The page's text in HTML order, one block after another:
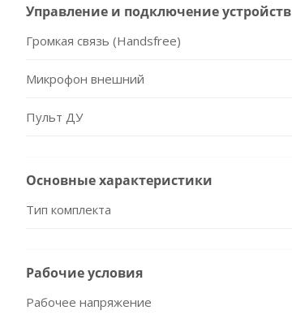
Управление и подключение устройств
Громкая связь (Handsfree)
Микрофон внешний
Пульт ДУ
Основные характеристики
Тип комплекта
Рабочие условия
Рабочее напряжение